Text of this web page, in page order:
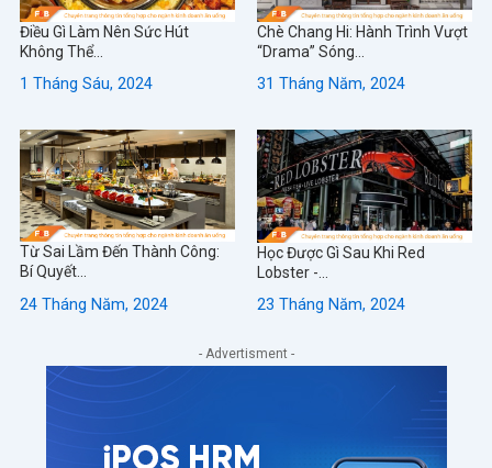
Điều Gì Làm Nên Sức Hút
Không Thể...
1 Tháng Sáu, 2024
Chè Chang Hi: Hành Trình Vượt
“Drama” Sóng...
31 Tháng Năm, 2024
Từ Sai Lầm Đến Thành Công:
Bí Quyết...
24 Tháng Năm, 2024
Học Được Gì Sau Khi Red
Lobster -...
23 Tháng Năm, 2024
- Advertisment -